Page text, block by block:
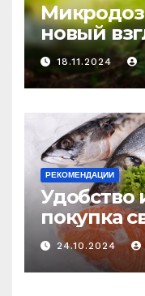
новый
18.11.2024
РЕКОМЕНДАЦИИ
Удобство
покупка
рыбы
24.10.2024